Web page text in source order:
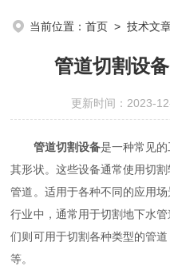
当前位置：首页 >技术文
管道切割设
更新时间：2023-
管道切割设备是一种常见
其形状。这些设备通常使用切
管道。适用于各种不同的应用
行业中，通常用于切割地下水
们则可用于切割各种类型的管
等。